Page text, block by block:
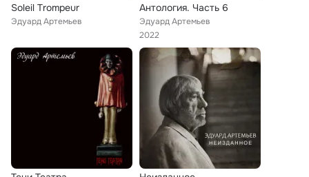
Soleil Trompeur
Эдуард Артемьев
Антология. Часть 6
Эдуард Артемьев
2022